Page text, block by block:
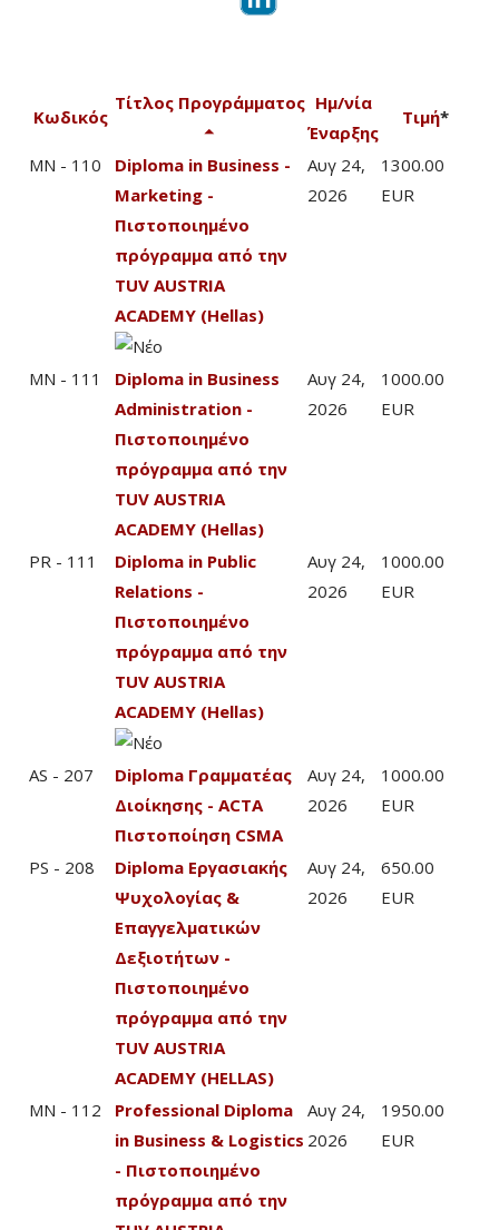
Κωδικός
Τίτλος Προγράμματος Ημ/νία
Έναρξης
Τιμή*
MN - 110
Diploma in Business -
Marketing -
Πιστοποιημένο
πρόγραμμα από την
TUV AUSTRIA
ACADEMY (Hellas)
Αυγ 24,
2026
1300.00
EUR
MN - 111
Diploma in Business
Administration -
Πιστοποιημένο
πρόγραμμα από την
TUV AUSTRIA
ACADEMY (Hellas)
Αυγ 24,
2026
1000.00
EUR
PR - 111
Diploma in Public
Relations -
Πιστοποιημένο
πρόγραμμα από την
TUV AUSTRIA
ACADEMY (Hellas)
Αυγ 24,
2026
1000.00
EUR
AS - 207
Diploma Γραμματέας
Διοίκησης - ACTA
Πιστοποίηση CSMA
Αυγ 24,
2026
1000.00
EUR
PS - 208
Diploma Εργασιακής
Ψυχολογίας &
Επαγγελματικών
Δεξιοτήτων -
Πιστοποιημένο
πρόγραμμα από την
TUV AUSTRIA
ACADEMY (HELLAS)
Αυγ 24,
2026
650.00
EUR
MN - 112
Professional Diploma
in Business & Logistics
- Πιστοποιημένο
πρόγραμμα από την
Αυγ 24,
2026
1950.00
EUR